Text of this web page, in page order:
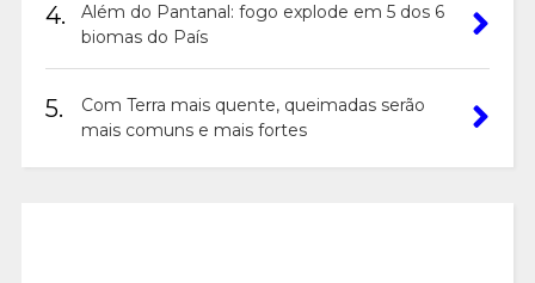
4.
Além do Pantanal: fogo explode em 5 dos 6
biomas do País
5.
Com Terra mais quente, queimadas serão
mais comuns e mais fortes